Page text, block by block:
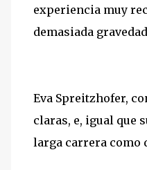
experiencia muy
demasiada
Eva Spreitzhofer,
claras, e, igual que
larga carrera como